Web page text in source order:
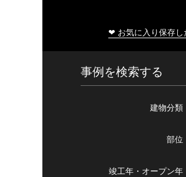
❤ お気に入り保存し
事例を検索する
建物分類
部位
竣工年・ オープン年